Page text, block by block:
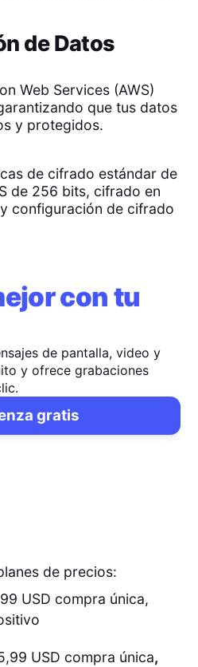
de Datos
Web Services (AWS)
que tus datos
y protegidos.
de cifrado estándar de
de 256 bits, cifrado en
configuración de cifrado
con tu
de pantalla, video y
y ofrece grabaciones
gratis
de precios:
USD compra única,
USD compra única,